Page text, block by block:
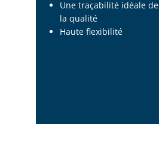
Une traçabilité idéale de
la qualité
Haute flexibilité